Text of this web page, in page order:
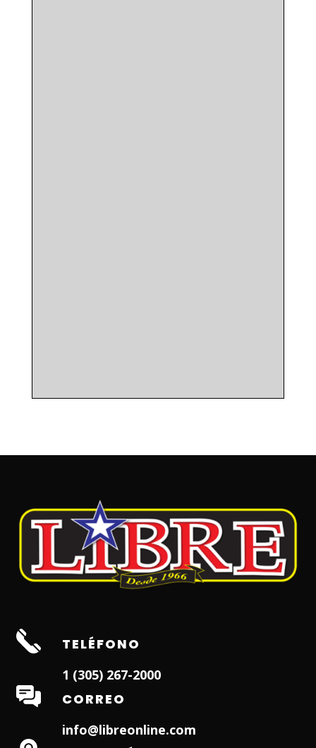
TELÉFONO
1 (305) 267-2000
CORREO
info@libreonline.com